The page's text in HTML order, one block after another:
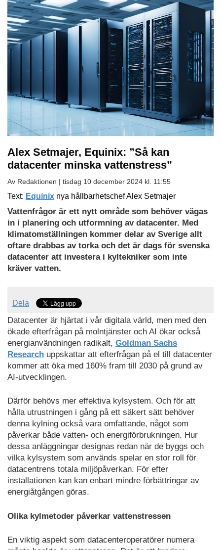
Alex Setmajer, Equinix: ”Så kan
datacenter minska vattenstress”
Av Redaktionen | tisdag 10 december 2024 kl. 11:55
Text: Equinix nya hållbarhetschef Alex Setmajer
Vattenfrågor är ett nytt område som behöver vägas
in i planering och utformning av datacenter. Med
klimatomställningen kommer delar av Sverige allt
oftare drabbas av torka och det är dags för svenska
datacenter att investera i kyltekniker som inte
kräver vatten.
Dela
Datacenter är hjärtat i vår digitala värld, men med den
ökade efterfrågan på molntjänster och AI ökar också
energianvändningen radikalt, Goldman Sachs
Research uppskattar att efterfrågan på el till datacenter
kommer att öka med 160% fram till 2030 på grund av
AI-utvecklingen.
Därför behövs mer effektiva kylsystem. Och för att
hålla utrustningen i gång på ett säkert sätt behöver
denna kylning också vara omfattande, något som
påverkar både vatten- och energiförbrukningen. Hur
dessa anläggningar designas redan när de byggs och
vilka kylsystem som används spelar en stor roll för
datacentrens totala miljöpåverkan. För efter
installationen kan kan enbart mindre förbättringar av
energiåtgången göras.
Olika kylmetoder påverkar vattenstressen
En viktig aspekt som datacenteroperatörer numera